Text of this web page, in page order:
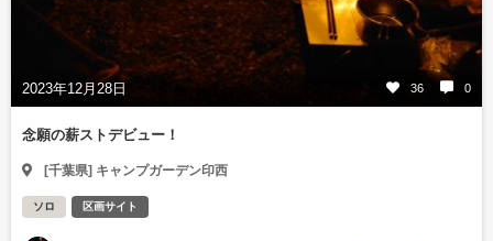
2023年12月28日 36 0
念願の薪ストデビュー！
[千葉県] キャンプガーデン印西
ソロ 区画サイト